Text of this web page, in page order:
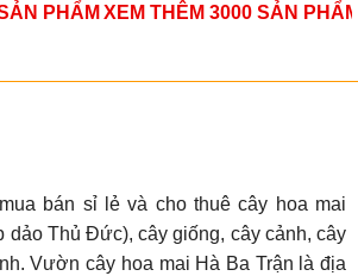
PHẨM XEM THÊM 3000 SẢN
bán sỉ lẻ và cho thuê cây hoa mai
dảo Thủ Đức), cây giống, cây cảnh, cây
Vườn cây hoa mai Hà Ba Trận là địa